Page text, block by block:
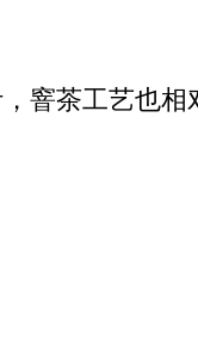
窨茶工艺也相